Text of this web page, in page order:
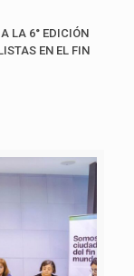
LA 6° EDICIÓN
EN EL FIN